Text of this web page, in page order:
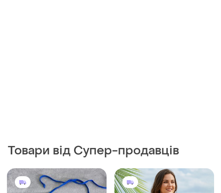
Товари від Супер-продавців